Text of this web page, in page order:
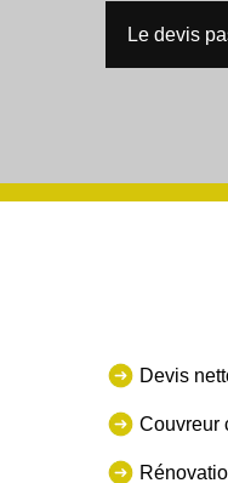
Le devis
Devis
Couvreur